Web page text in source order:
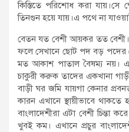
কিস্তিতে পরিশোধ করা যায়।সে
তিনগুন হয়ে যায়।এ পথে না
বেতন যত বেশী আয়কর তত বেশী।
ফলে সেখানে ছোট পদ বড় পদের
মত আকাশ পাতাল বৈষম্য নয়।
চাকুরী করুক তাদের একখানা
বাড়ী ঘর জমি যায়গা কেনার
কারন এখানে স্থায়ীভাবে
বাংলাদেশীরা এটা বেশী চিন্তা
খুবই কম। এখানে প্রচুর